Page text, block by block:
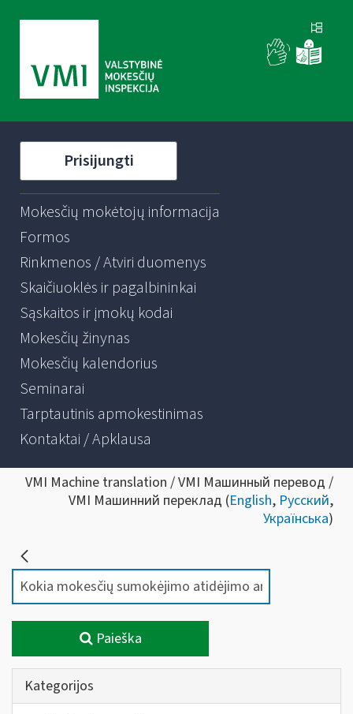
Prisijungti
Mokesčių mokėtojų informacija
Formos
Rinkmenos / Atviri duomenys
Skaičiuoklės ir pagalbininkai
Sąskaitos ir įmokų kodai
Mokesčių žinynas
Mokesčių kalendorius
Seminarai
Tarptautinis apmokestinimas
Kontaktai / Apklausa
VMI Machine translation / VMI Машинный перевод /
VMI Машинний переклад (English, Русский,
Українська)
Paieška
Kategorijos